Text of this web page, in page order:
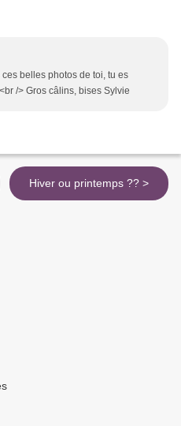
belles photos de toi, tu es
/> Gros câlins, bises Sylvie
Hiver ou printemps ?? >